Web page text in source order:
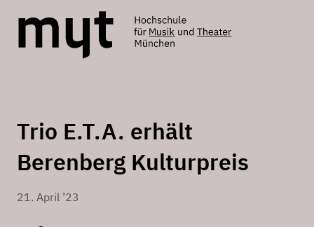
Trio E.T.A. erhält
Berenberg Kulturpreis
21. April ’23